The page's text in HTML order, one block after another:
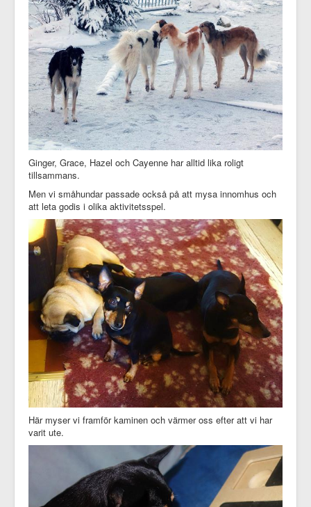
Ginger, Grace, Hazel och Cayenne har alltid lika roligt
tillsammans.
Men vi småhundar passade också på att mysa innomhus och
att leta godis i olika aktivitetsspel.
Här myser vi framför kaminen och värmer oss efter att vi har
varit ute.